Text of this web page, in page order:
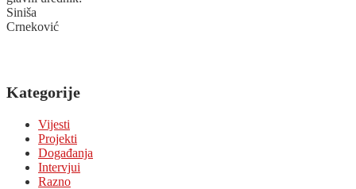
Siniša
Crneković
Kategorije
Vijesti
Projekti
Događanja
Intervjui
Razno